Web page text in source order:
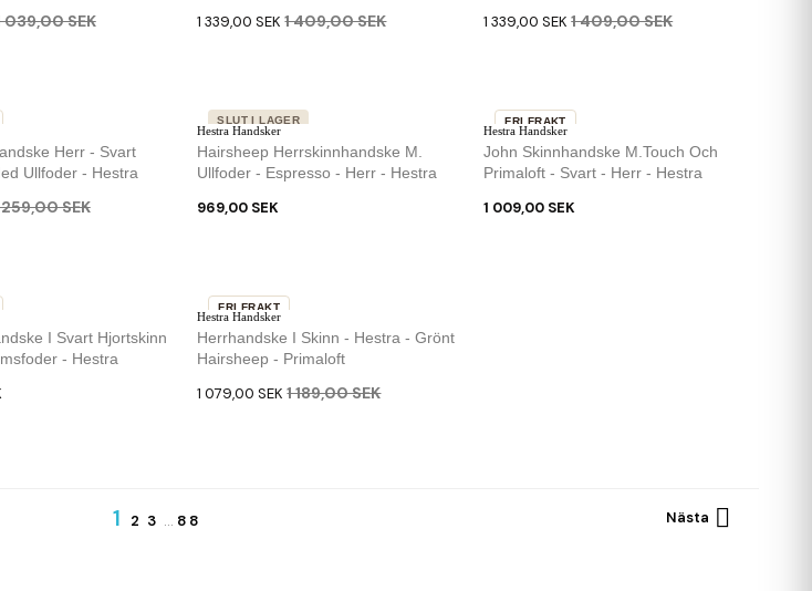
039,00 SEK 1 339,00 SEK 1 409,00 SEK 1 339,00 SEK 1 409,00 SEK
Herr - Svart
Ullfoder - Hestra
259,00 SEK
Hestra Handsker
Hairsheep Herrskinnhandske M.
Ullfoder - Espresso - Herr - Hestra
969,00 SEK
SLUT I LAGER
Hestra Handsker
John Skinnhandske M.touch Och
Primaloft - Svart - Herr - Hestra
1 009,00 SEK
FRI FRAKT
I Svart Hjortskinn
- Hestra
Hestra Handsker
Herrhandske I Skinn - Hestra - Grönt
Hairsheep - Primaloft
1 079,00 SEK 1 189,00 SEK
-9 %
FRI FRAKT
1 2 3 … 88 Nästa 